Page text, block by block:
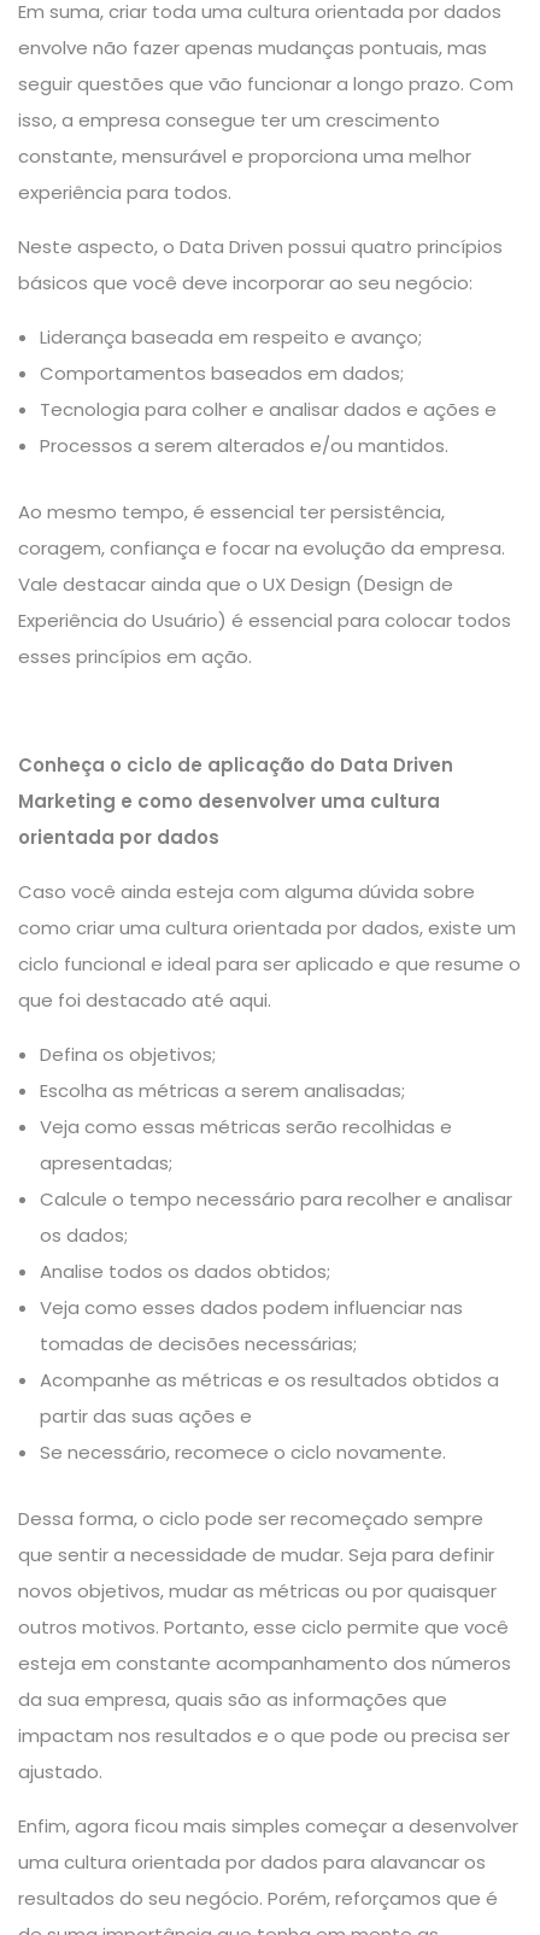
Em suma, criar toda uma cultura orientada por dados
envolve não fazer apenas mudanças pontuais, mas
seguir questões que vão funcionar a longo prazo. Com
isso, a empresa consegue ter um crescimento
constante, mensurável e proporciona uma melhor
experiência para todos.
Neste aspecto, o Data Driven possui quatro princípios
básicos que você deve incorporar ao seu negócio:
Liderança baseada em respeito e avanço;
Comportamentos baseados em dados;
Tecnologia para colher e analisar dados e ações e
Processos a serem alterados e/ou mantidos.
Ao mesmo tempo, é essencial ter persistência,
coragem, confiança e focar na evolução da empresa.
Vale destacar ainda que o UX Design (Design de
Experiência do Usuário) é essencial para colocar todos
esses princípios em ação.
Conheça o ciclo de aplicação do Data Driven
Marketing e como desenvolver uma cultura
orientada por dados
Caso você ainda esteja com alguma dúvida sobre
como criar uma cultura orientada por dados, existe um
ciclo funcional e ideal para ser aplicado e que resume o
que foi destacado até aqui.
Defina os objetivos;
Escolha as métricas a serem analisadas;
Veja como essas métricas serão recolhidas e
apresentadas;
Calcule o tempo necessário para recolher e analisar
os dados;
Analise todos os dados obtidos;
Veja como esses dados podem influenciar nas
tomadas de decisões necessárias;
Acompanhe as métricas e os resultados obtidos a
partir das suas ações e
Se necessário, recomece o ciclo novamente.
Dessa forma, o ciclo pode ser recomeçado sempre
que sentir a necessidade de mudar. Seja para definir
novos objetivos, mudar as métricas ou por quaisquer
outros motivos. Portanto, esse ciclo permite que você
esteja em constante acompanhamento dos números
da sua empresa, quais são as informações que
impactam nos resultados e o que pode ou precisa ser
ajustado.
Enfim, agora ficou mais simples começar a desenvolver
uma cultura orientada por dados para alavancar os
resultados do seu negócio. Porém, reforçamos que é